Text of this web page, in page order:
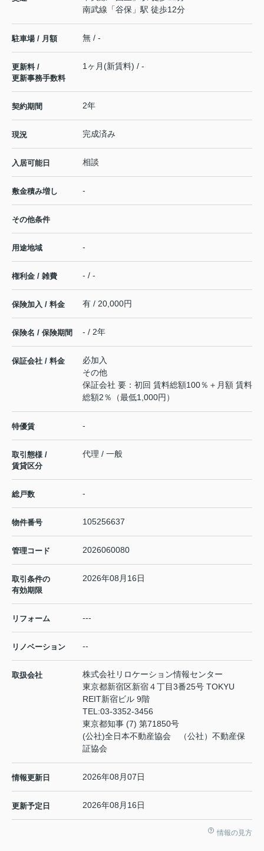
南武線 「谷保 」駅 徒歩12分
駐車場 / 月額 無 / -
更新料 /
更新事務手数料
1ヶ月(新賃料) / -
契約期間 2年
現況 完成済み
入居可能日 相談
敷金積み増し -
その他条件
用途地域 -
権利金 / 雑費 - / -
保険加入 / 料金 有 / 20,000円
保険名 / 保険期間 - / 2年
保証会社 / 料金
必加入
その他
保証会社 要：初回 賃料総額100％＋月額 賃料
総額2％（最低1,000円）
特優賃 -
取引態様 /
賃貸区分
代理 / 一般
総戸数 -
物件番号 105256637
管理コード 2026060080
取引条件の
有効期限
2026年08月16日
リフォーム ---
リノベーション --
取扱会社
株式会社リロケーション情報センター
東京都新宿区新宿４丁目3番25号 TOKYU
REIT新宿ビル 9階
TEL:03-3352-3456
東京都知事 (7) 第71850号
(公社)全日本不動産協会 （公社）不動産保
証協会
情報更新日 2026年08月07日
更新予定日 2026年08月16日
情報の見方